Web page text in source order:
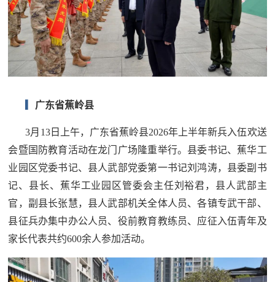
旅
文
旅
关
于
们
广东省蕉岭县
3月13日上午，广东省蕉岭县2026年上半年新兵入伍欢送
会暨国防教育活动在龙门广场隆重举行。县委书记、蕉华工
业园区党委书记、县人武部党委第一书记刘鸿涛，县委副书
记、县长、蕉华工业园区管委会主任刘裕君，县人武部主
官，副县长张慧，县人武部机关全体人员、各镇专武干部、
县征兵办集中办公人员、役前教育教练员、应征入伍青年及
家长代表共约600余人参加活动。